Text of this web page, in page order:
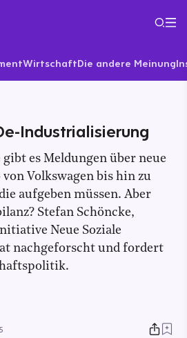
WirtschaftDie andere Meinung
Industrialisierung
gibt es Meldungen über neue
von Volkswagen bis hin zu
aufgeben müssen. Aber
Stefan Schöncke,
Neue Soziale
nachgeforscht und fordert